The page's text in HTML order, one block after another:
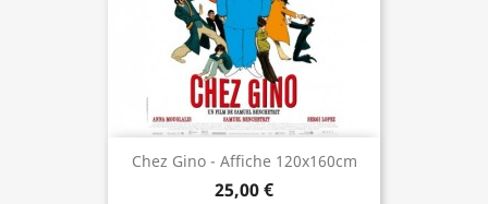
Chez Gino - Affiche 120x160cm
25,00 €